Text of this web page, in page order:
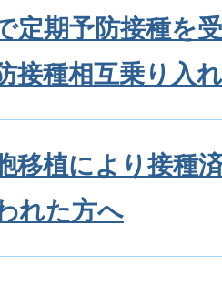
定期予防接種を
接種相互乗り入
移植により接種
れた方へ